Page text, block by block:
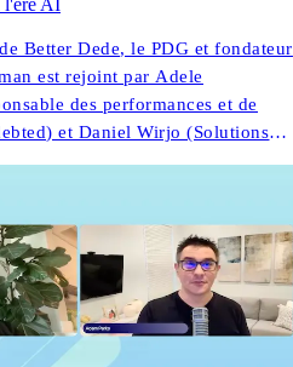
l'ère AI
Better Dede, le PDG et fondateur
est rejoint par Adele
des performances et de
et Daniel Wirjo (Solutions